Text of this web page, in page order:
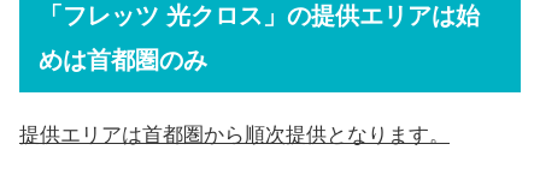
「フレッツ 光クロス」の提供エリアは始
めは首都圏のみ
提供エリアは首都圏から順次提供となります。